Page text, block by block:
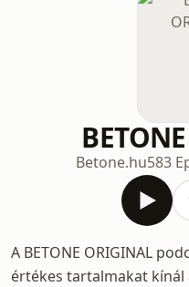
Betone.hu583
A BETONE ORIGINAL
értékes tartalmakat kínál